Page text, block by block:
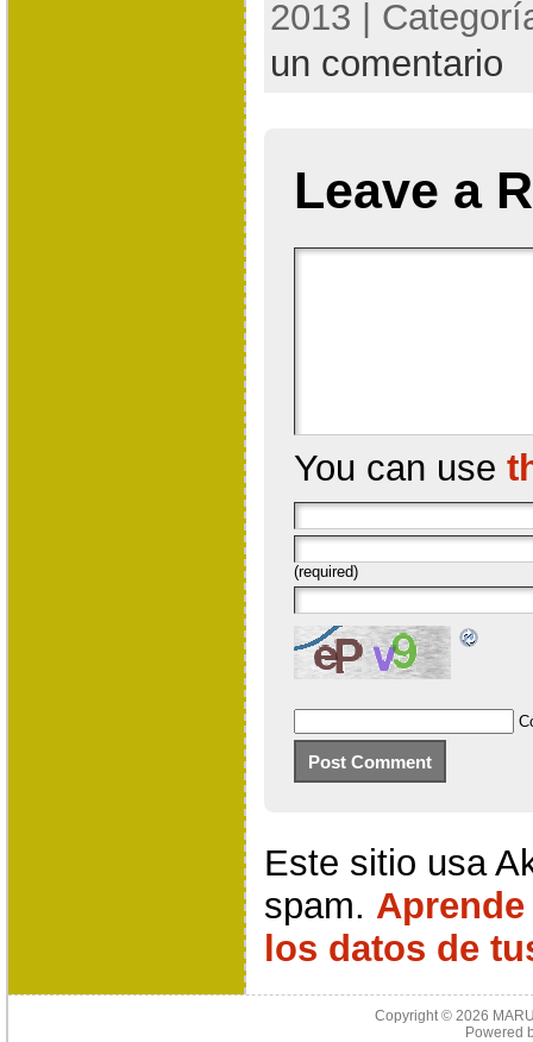
2013 |
un comentario
Leave a
You can use
(required)
Este sitio usa
spam.
los datos de
Copyright © 2026
Powered